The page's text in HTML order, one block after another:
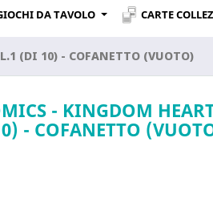
DA TAVOLO CARTE
(DI 10) - COFANETTO (VUOTO)
- KINGDOM
- COFANETTO